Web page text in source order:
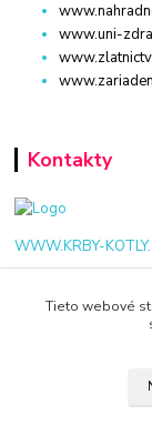
www.uni-
Kontakty
WWW.KRBY-
Tieto webové